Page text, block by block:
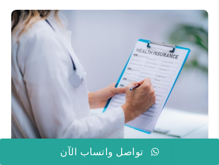
أرخص شركات
تواصل واتساب الآن